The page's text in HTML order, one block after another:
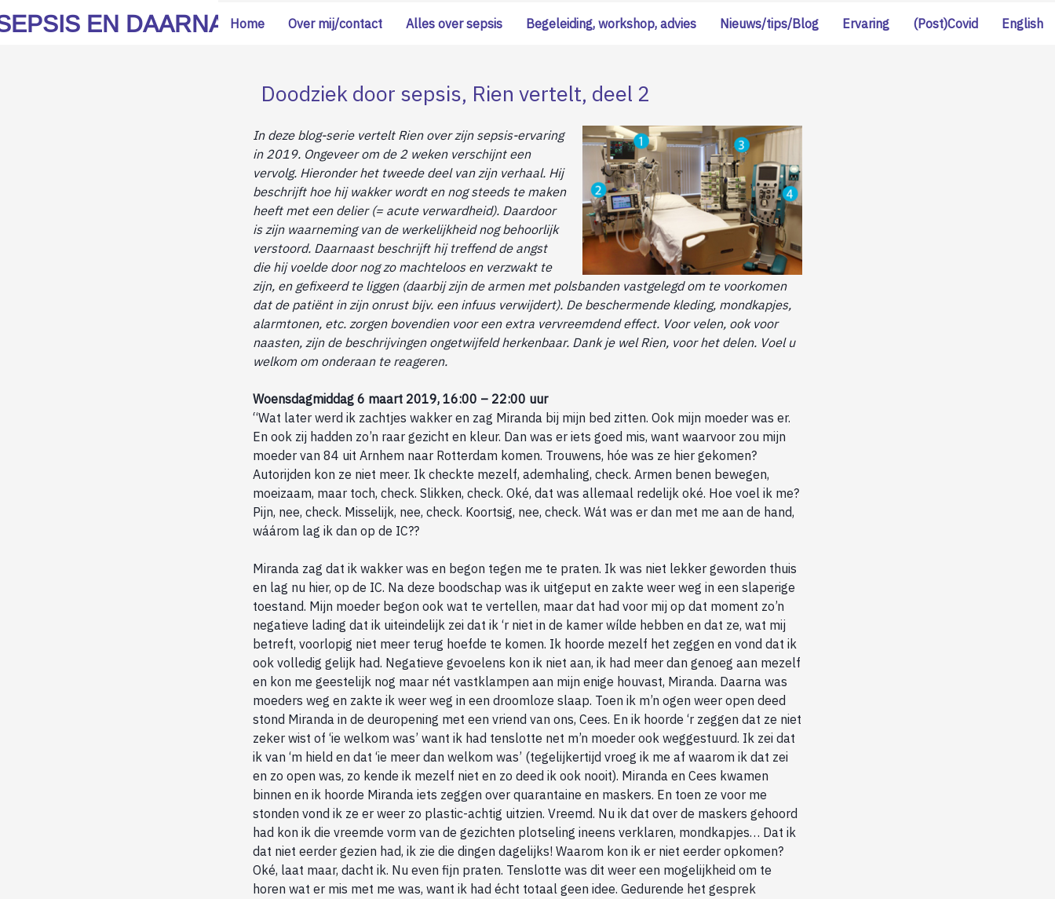
Doodziek door sepsis, Rien vertelt, deel 2
In deze blog-serie vertelt Rien over zijn sepsis-ervaring
in 2019. Ongeveer om de 2 weken verschijnt een
vervolg. Hieronder het tweede deel van zijn verhaal. Hij
beschrijft hoe hij wakker wordt en nog steeds te maken
heeft met een delier (= acute verwardheid). Daardoor
is zijn waarneming van de werkelijkheid nog behoorlijk
verstoord. Daarnaast beschrijft hij treffend de angst
die hij voelde door nog zo machteloos en verzwakt te
zijn, en gefixeerd te liggen (daarbij zijn de armen met polsbanden vastgelegd om te voorkomen
dat de patiënt in zijn onrust bijv. een infuus verwijdert). De beschermende kleding, mondkapjes,
alarmtonen, etc. zorgen bovendien voor een extra vervreemdend effect. Voor velen, ook voor
naasten, zijn de beschrijvingen ongetwijfeld herkenbaar. Dank je wel Rien, voor het delen. Voel u
welkom om onderaan te reageren.
Woensdagmiddag 6 maart 2019, 16:00 – 22:00 uur
“Wat later werd ik zachtjes wakker en zag Miranda bij mijn bed zitten. Ook mijn moeder was er.
En ook zij hadden zo’n raar gezicht en kleur. Dan was er iets goed mis, want waarvoor zou mijn
moeder van 84 uit Arnhem naar Rotterdam komen. Trouwens, hóe was ze hier gekomen?
Autorijden kon ze niet meer. Ik checkte mezelf, ademhaling, check. Armen benen bewegen,
moeizaam, maar toch, check. Slikken, check. Oké, dat was allemaal redelijk oké. Hoe voel ik me?
Pijn, nee, check. Misselijk, nee, check. Koortsig, nee, check. Wát was er dan met me aan de hand,
wáárom lag ik dan op de IC??
Miranda zag dat ik wakker was en begon tegen me te praten. Ik was niet lekker geworden thuis
en lag nu hier, op de IC. Na deze boodschap was ik uitgeput en zakte weer weg in een slaperige
toestand. Mijn moeder begon ook wat te vertellen, maar dat had voor mij op dat moment zo’n
negatieve lading dat ik uiteindelijk zei dat ik ‘r niet in de kamer wílde hebben en dat ze, wat mij
betreft, voorlopig niet meer terug hoefde te komen. Ik hoorde mezelf het zeggen en vond dat ik
ook volledig gelijk had. Negatieve gevoelens kon ik niet aan, ik had meer dan genoeg aan mezelf
en kon me geestelijk nog maar nét vastklampen aan mijn enige houvast, Miranda. Daarna was
moeders weg en zakte ik weer weg in een droomloze slaap. Toen ik m’n ogen weer open deed
stond Miranda in de deuropening met een vriend van ons, Cees. En ik hoorde ‘r zeggen dat ze niet
zeker wist of ‘ie welkom was’ want ik had tenslotte net m’n moeder ook weggestuurd. Ik zei dat
ik van ‘m hield en dat ‘ie meer dan welkom was’ (tegelijkertijd vroeg ik me af waarom ik dat zei
en zo open was, zo kende ik mezelf niet en zo deed ik ook nooit). Miranda en Cees kwamen
binnen en ik hoorde Miranda iets zeggen over quarantaine en maskers. En toen ze voor me
stonden vond ik ze er weer zo plastic-achtig uitzien. Vreemd. Nu ik dat over de maskers gehoord
had kon ik die vreemde vorm van de gezichten plotseling ineens verklaren, mondkapjes… Dat ik
dat niet eerder gezien had, ik zie die dingen dagelijks! Waarom kon ik er niet eerder opkomen?
Oké, laat maar, dacht ik. Nu even fijn praten. Tenslotte was dit weer een mogelijkheid om te
horen wat er mis met me was, want ik had écht totaal geen idee. Gedurende het gesprek
EN DAARNA Home Over mij/contact Alles over sepsis Begeleiding, workshop, advies Nieuws/tips/Blog Ervaring (Post)Covid English